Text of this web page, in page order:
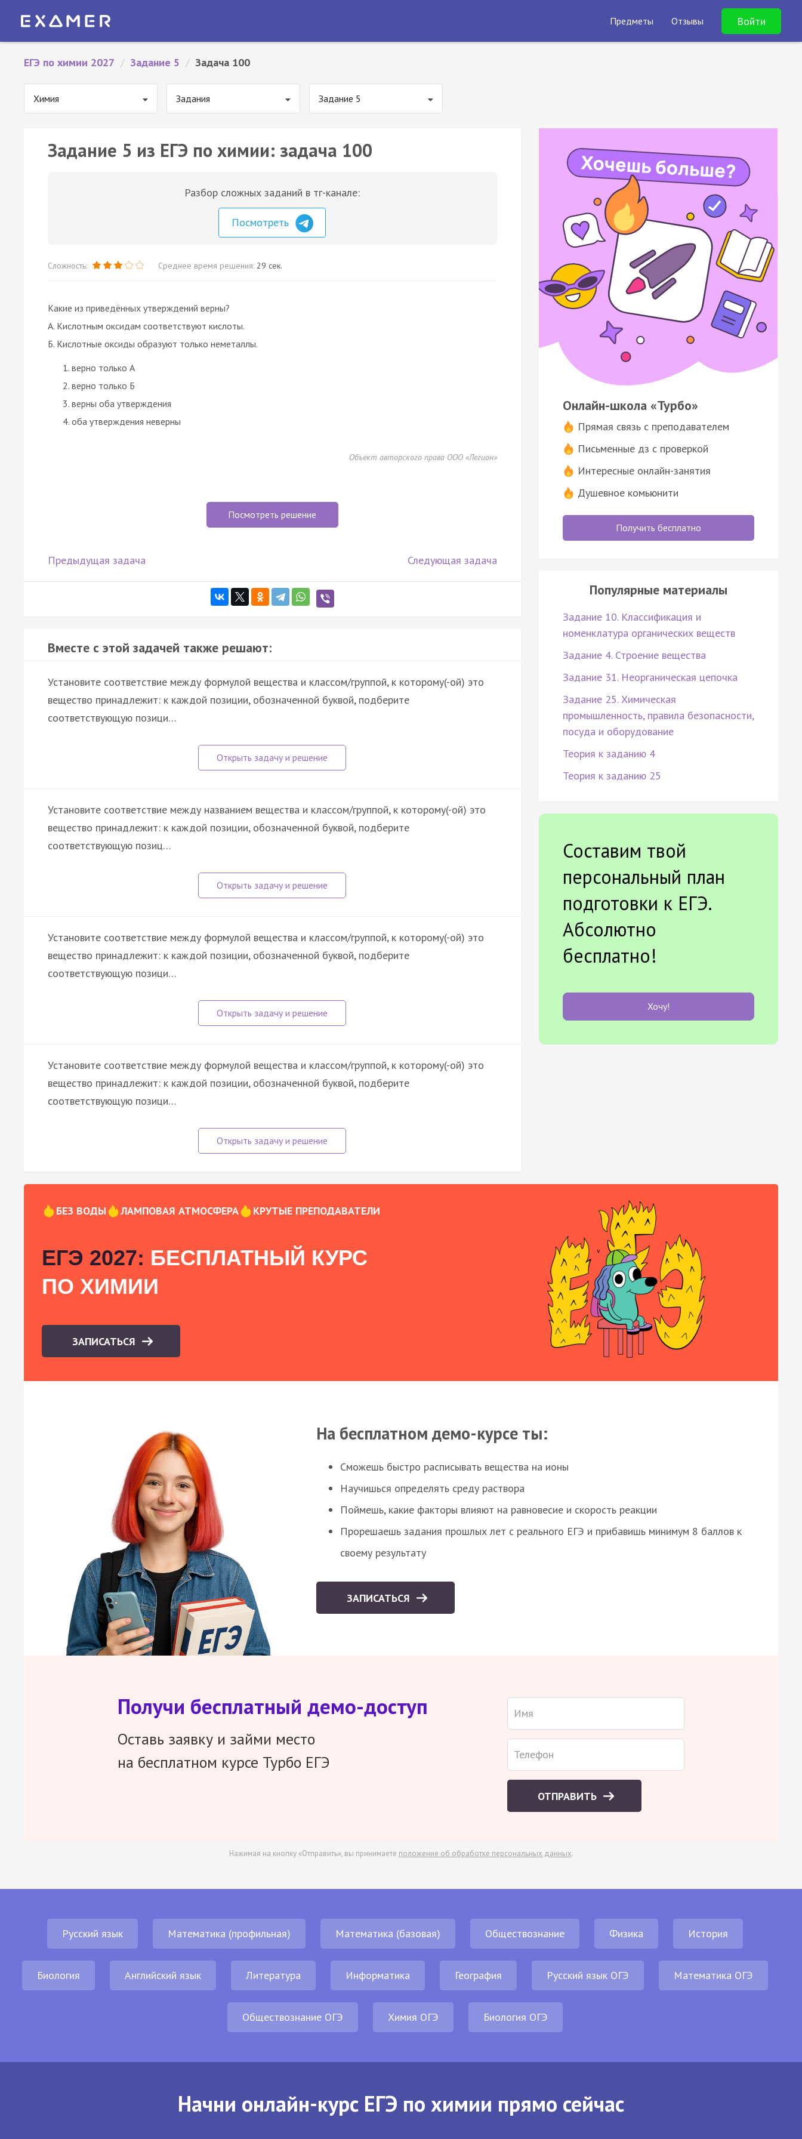
Предметы Отзывы Войти
ЕГЭ по химии 2027 / Задание 5 / Задача 100
Химия Задания Задание 5
Задание 5 из ЕГЭ по химии: задача 100
Разбор сложных заданий в тг-канале:
Посмотреть
Сложность: Среднее время решения: 29 сек.
Какие из приведённых утверждений верны?
А. Кислотным оксидам соответствуют кислоты.
Б. Кислотные оксиды образуют только неметаллы.
верно только А
верно только Б
верны оба утверждения
оба утверждения неверны
Объект авторского права ООО «Легион»
Посмотреть решение
Предыдущая задача Следующая задача
Вместе с этой задачей также решают:
Установите соответствие между формулой вещества и классом/группой, к которому(-ой) это
вещество принадлежит: к каждой позиции, обозначенной буквой, подберите
соответствующую позици…
Установите соответствие между названием вещества и классом/группой, к которому(-ой) это
вещество принадлежит: к каждой позиции, обозначенной буквой, подберите
соответствующую позиц…
Установите соответствие между формулой вещества и классом/группой, к которому(-ой) это
вещество принадлежит: к каждой позиции, обозначенной буквой, подберите
соответствующую позици…
Установите соответствие между формулой вещества и классом/группой, к которому(-ой) это
вещество принадлежит: к каждой позиции, обозначенной буквой, подберите
соответствующую позици…
Онлайн-школа «Турбо»
Прямая связь с преподавателем
Письменные дз с проверкой
Интересные онлайн-занятия
Душевное комьюнити
Получить бесплатно
Популярные материалы
Задание 10. Классификация и
номенклатура органических веществ
Задание 4. Строение вещества
Задание 31. Неорганическая цепочка
Задание 25. Химическая
промышленность, правила безопасности,
посуда и оборудование
Теория к заданию 4
Теория к заданию 25
Составим твой
персональный план
подготовки к ЕГЭ.
Абсолютно
бесплатно!
Хочу!
БЕЗ ВОДЫ ЛАМПОВАЯ АТМОСФЕРА КРУТЫЕ ПРЕПОДАВАТЕЛИ
ЕГЭ 2027: БЕСПЛАТНЫЙ КУРС
ПО ХИМИИ
ЗАПИСАТЬСЯ
На бесплатном демо-курсе ты:
Сможешь быстро расписывать вещества на ионы
Научишься определять среду раствора
Поймешь, какие факторы влияют на равновесие и скорость реакции
Прорешаешь задания прошлых лет с реального ЕГЭ и прибавишь минимум 8 баллов к
своему результату
ЗАПИСАТЬСЯ
Получи бесплатный демо-доступ
Оставь заявку и займи место
на бесплатном курсе Турбо ЕГЭ
ОТПРАВИТЬ
Нажимая на кнопку «Отправить», вы принимаете положение об обработке персональных данных.
Русский язык Математика (профильная) Математика (базовая) Обществознание Физика История
Биология Английский язык Литература Информатика География Русский язык ОГЭ Математика ОГЭ
Обществознание ОГЭ Химия ОГЭ Биология ОГЭ
Начни онлайн-курс ЕГЭ по химии прямо сейчас